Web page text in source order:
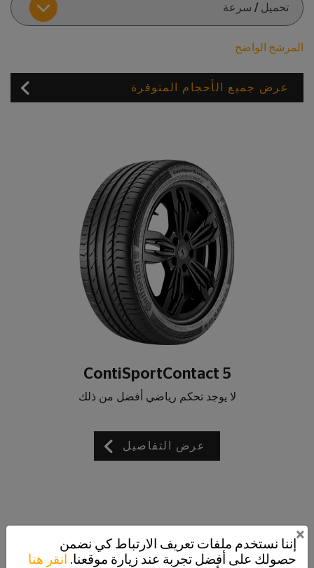
المرشح الواضح
عرض جميع الأحجام المتوفرة
ContiSportContact 5
لا يوجد تحكم رياضي أفضل من ذلك
عرض التفاصيل
إننا نستخدم ملفات تعريف الارتباط كي نضمن
حصولك على أفضل تجربة عند زيارة موقعنا. انقر هنا
×